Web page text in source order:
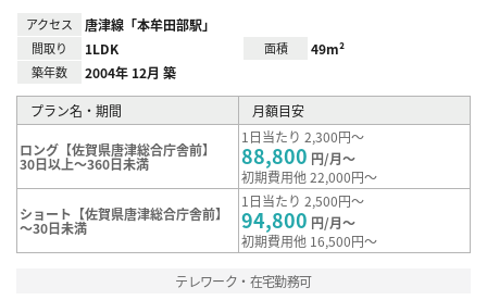
アクセス 唐津線「本牟田部駅」
間取り 1LDK 面積 49m²
築年数 2004年 12月 築
プラン名・期間 月額目安
ロング【佐賀県唐津総合庁舎前】
30日以上～360日未満
1日当たり 2,300円～
88,800 円/月～
初期費用他 22,000円～
ショート【佐賀県唐津総合庁舎前】
～30日未満
1日当たり 2,500円～
94,800 円/月～
初期費用他 16,500円～
テレワーク・在宅勤務可